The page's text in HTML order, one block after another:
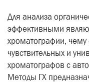
Для анализа
эффективными
хроматографии, чему
чувствительных и
хроматографов с
Методы ГХ